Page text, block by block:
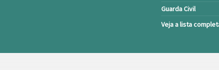
Guarda Civil
Veja a lista